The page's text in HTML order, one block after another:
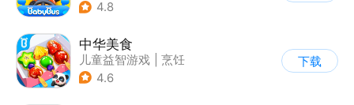
| 启蒙早教
4.8
中华美食
儿童益智游戏
烹饪
4.6
下载